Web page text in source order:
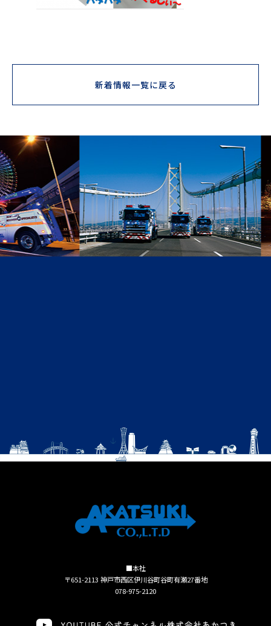
新着情報一覧に戻る
■本社
〒651-2113 神戸市西区伊川谷町谷町有瀬27番地
078-975-2120